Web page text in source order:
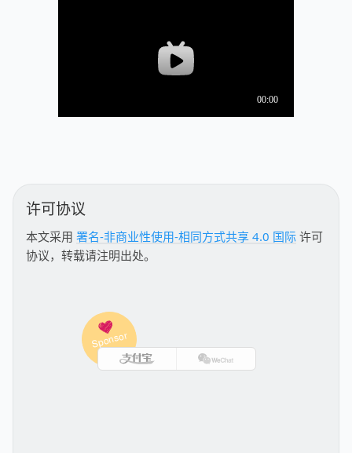
许可协议
本文采用 署名-非商业性使用-相同方式共享 4.0 国际 许可
协议，转载请注明出处。